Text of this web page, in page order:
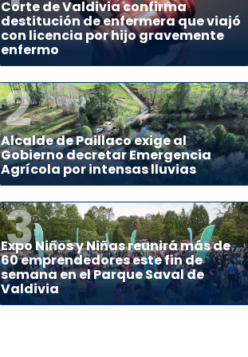
Corte de Valdivia confirma
destitución de enfermera que viajó
con licencia por hijo gravemente
enfermo
2
Alcalde de Paillaco exige al
Gobierno decretar Emergencia
Agrícola por intensas lluvias
3
Expo Niños y Niñas reunirá más de
60 emprendedores este fin de
semana en el Parque Saval de
Valdivia